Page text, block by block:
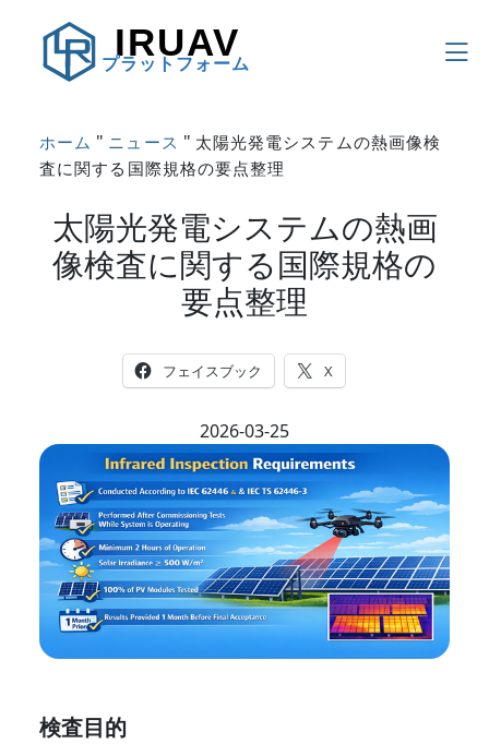
IRUAV
プラットフォーム
ホーム " ニュース " 太陽光発電システムの熱画像検
査に関する国際規格の要点整理
太陽光発電システムの熱画
像検査に関する国際規格の
要点整理
フェイスブック X
2026-03-25
検査目的